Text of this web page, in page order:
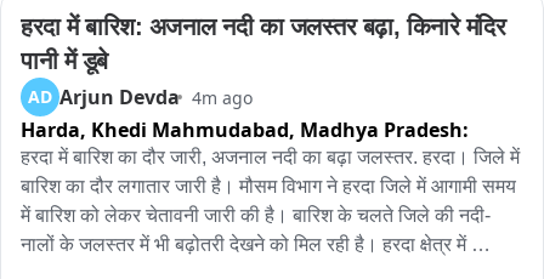
में आरोपियों के बैंक खातों का कनेक्शन देश के 11 राज्यों में दर्ज 33 साइबर
फ्रॉड मामलों से सामने आया आंध्र प्रदेश गोवा गुजरात हिमाचल प्रदेश
कर्नाटक महाराष्ट्र राजस्थान तेलंगाना उत्तर प्रदेश पश्चिम बंगाल और
छत्तीसगढ़ में दर्ज मामलों से जुड़े मिले बैंक खाते पूछताछ में संदीप चंद्रा और
उसके साथियों द्वारा कमीशन का लालच देकर बैंक खाते खुलवाने की बात
सामने आई पुलिस मामले में आगे की जांच कर रही है और अन्य आरोपियों की
गिरफ्तारी भी संभव है 05 म्यूएल खाता धारकों को गिरफ्तार कर न्यायिक
रिमांड पर भेजा गया आरोपी जांजगीर-चांपा और कोरबा जिले के रहने वाले हैं
आरोपियों में सत्यनारायण आदित्य निवासी किकिरदा तुषार सिंह राठौर
हरदा में बारिश: अजनाल नदी का जलस्तर बढ़ा, किनारे मंदिर
पानी में डूबे
AD Arjun Devda 4m ago
Harda, Khedi Mahmudabad, Madhya Pradesh:
हरदा में बारिश का दौर जारी, अजनाल नदी का बढ़ा जलस्तर. हरदा। जिले में
बारिश का दौर लगातार जारी है। मौसम विभाग ने हरदा जिले में आगामी समय
में बारिश को लेकर चेतावनी जारी की है। बारिश के चलते जिले की नदी-
नालों के जलस्तर में भी बढ़ोतरी देखने को मिल रही है। हरदा क्षेत्र में